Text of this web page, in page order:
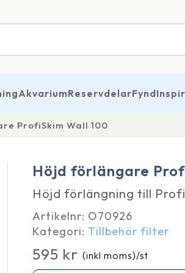
AkvariumReservdelarFynd
ProfiSkim Wall 100
Höjd förlängare
Höjd förlängning till
Artikelnr: O70926
Kategori:Tillbehör filter
595 kr (inkl moms)/st